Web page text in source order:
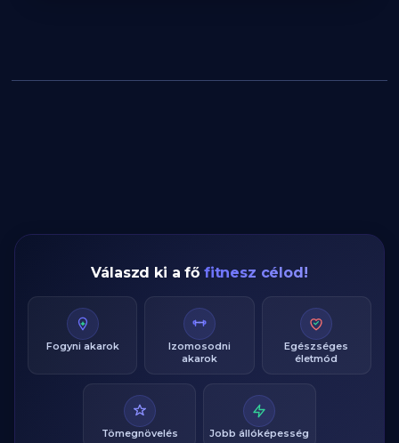
Válaszd ki a fő fitnesz célod!
Fogyni akarok
Izomosodni
akarok
Egészséges
életmód
Tömegnövelés Jobb állóképesség